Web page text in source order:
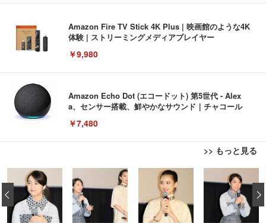
Amazon Fire TV Stick 4K Plus | 映画館のような4K
体験 | ストリーミングメディアプレイヤー
￥9,980
Amazon Echo Dot (エコードット) 第5世代 - Alex
a、センサー搭載、鮮やかなサウンド｜チャコール
￥7,480
>> もっと見る
[EdoErgo] オフィスチェア 椅子 テレワーク 疲れな
い 跳ね上げ式アームレスト コンパクト 約105度ロッ
キング pc 事務椅子 360度回転 座面昇降 強化ナイロ
ン樹脂ベース 通気性メッシュ 在宅ワーク H-WY01
(黒網+黒枠+黒足)
￥5,699
EIZO ビジネス向けプレミアムモニター | FlexScan
EV3240X-WT | 31.5型4K UHD・USB Type-C・ホワ
イト
￥105,595
Amazonベーシック ペットシーツ 薄型 レギュラー 1
回使い捨て 無香料 ホワイト 300枚
￥3,373
‹